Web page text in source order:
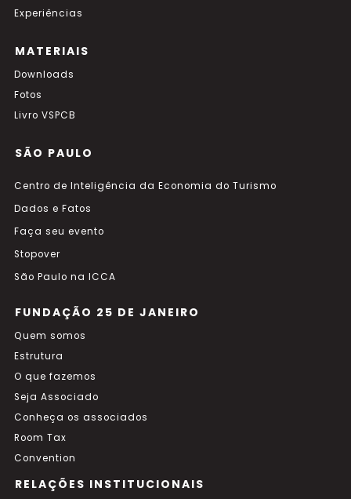
Experiências
MATERIAIS
Downloads
Fotos
Livro VSPCB
SÃO PAULO
Centro de Inteligência da Economia do Turismo
Dados e Fatos
Faça seu evento
Stopover
São Paulo na ICCA
FUNDAÇÃO 25 DE JANEIRO
Quem somos
Estrutura
O que fazemos
Seja Associado
Conheça os associados
Room Tax
Convention
RELAÇÕES INSTITUCIONAIS